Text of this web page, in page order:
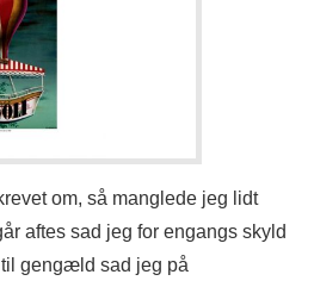
om, så manglede jeg lidt
aftes sad jeg for engangs skyld
gengæld sad jeg på